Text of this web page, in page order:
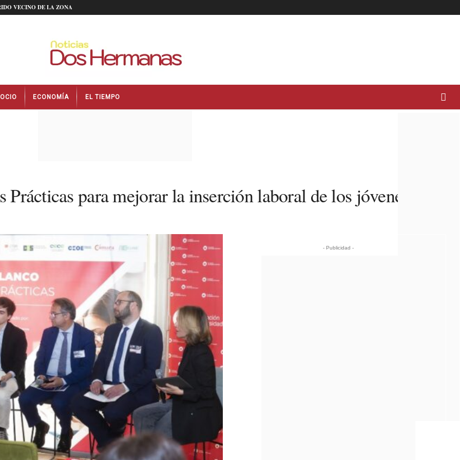
VECINO DE LA ZONA
OCIO ECONOMÍA EL TIEMPO
para mejorar la inserción laboral de los jóvenes
- Publicidad -